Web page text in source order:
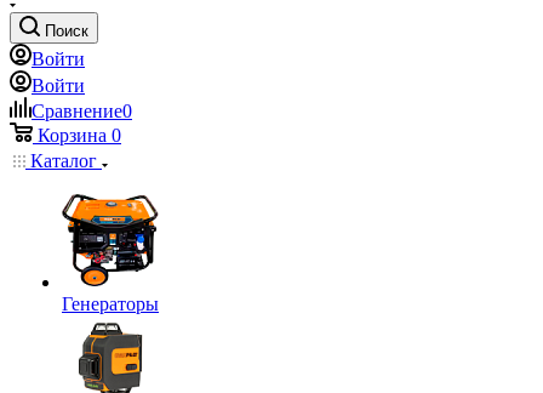
Поиск
Войти
Войти
Сравнение0
Корзина 0
Каталог
Генераторы